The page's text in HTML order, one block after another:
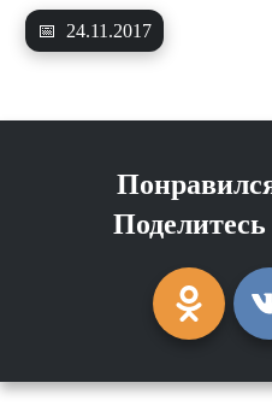
📅 24.11.2017